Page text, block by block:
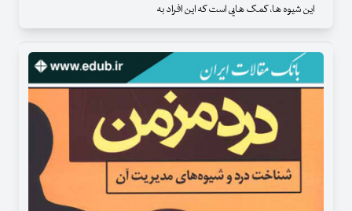
این شیوه ها، کمک هایی است که این افراد به